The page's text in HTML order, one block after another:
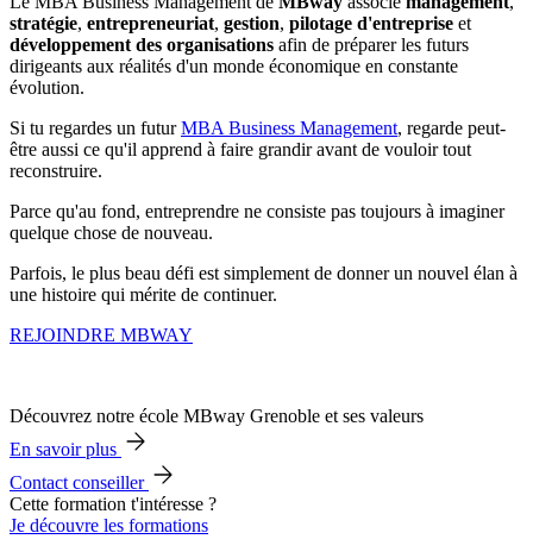
stratégie, entrepreneuriat, gestion, pilotage d'entreprise et
développement des organisations afin de préparer les futurs
dirigeants aux réalités d'un monde économique en constante
évolution.
Si tu regardes un futurMBA Business Management, regarde peut-
être aussi ce qu'il apprend à faire grandir avant de vouloir tout
reconstruire.
Parce qu'au fond, entreprendre ne consiste pas toujours à imaginer
quelque chose de nouveau.
Parfois, le plus beau défi est simplement de donner un nouvel élan à
une histoire qui mérite de continuer.
REJOINDRE MBWAY
Découvrez notre école MBway Grenoble et ses valeurs
En savoir plus
Contact conseiller
Cette formation t'intéresse ?
Je découvre les formations